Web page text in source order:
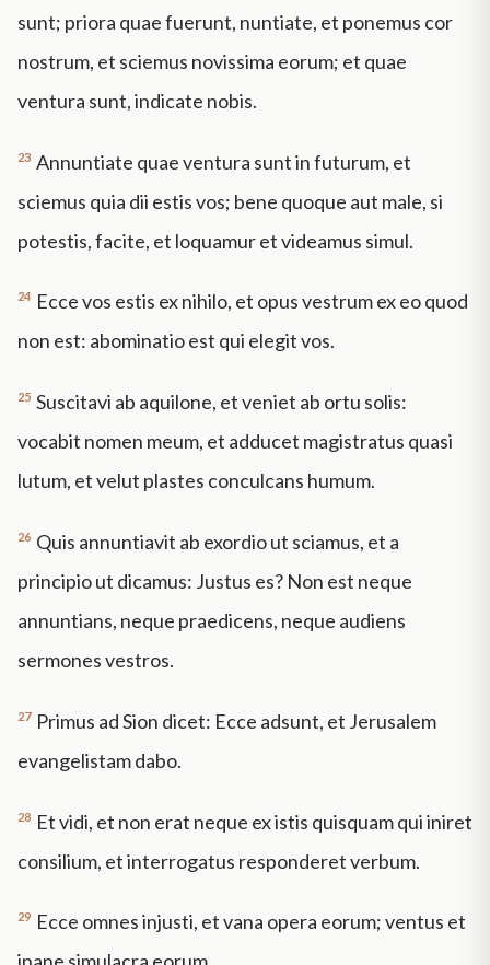
sunt; priora quae fuerunt, nuntiate, et ponemus cor
nostrum, et sciemus novissima eorum; et quae
ventura sunt, indicate nobis.
23 Annuntiate quae ventura sunt in futurum, et
sciemus quia dii estis vos; bene quoque aut male, si
potestis, facite, et loquamur et videamus simul.
24 Ecce vos estis ex nihilo, et opus vestrum ex eo quod
non est: abominatio est qui elegit vos.
25 Suscitavi ab aquilone, et veniet ab ortu solis:
vocabit nomen meum, et adducet magistratus quasi
lutum, et velut plastes conculcans humum.
26 Quis annuntiavit ab exordio ut sciamus, et a
principio ut dicamus: Justus es? Non est neque
annuntians, neque praedicens, neque audiens
sermones vestros.
27 Primus ad Sion dicet: Ecce adsunt, et Jerusalem
evangelistam dabo.
28 Et vidi, et non erat neque ex istis quisquam qui iniret
consilium, et interrogatus responderet verbum.
29 Ecce omnes injusti, et vana opera eorum; ventus et